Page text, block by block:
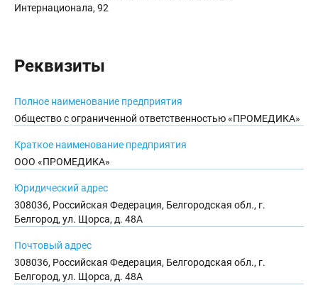
Интернационала, 92
Реквизиты
Полное наименование предприятия
Общество с ограниченной ответственностью «ПРОМЕДИКА»
Краткое наименование предприятия
ООО «ПРОМЕДИКА»
Юридический адрес
308036, Российская Федерация, Белгородская обл., г.
Белгород, ул. Щорса, д. 48А
Почтовый адрес
308036, Российская Федерация, Белгородская обл., г.
Белгород, ул. Щорса, д. 48А